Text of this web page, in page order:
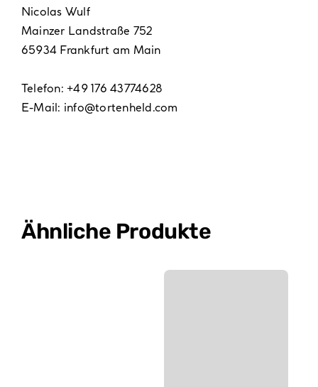
Nicolas Wulf
Mainzer Landstraße 752
65934 Frankfurt am Main
Telefon: +49 176 43774628
E-Mail: info@tortenheld.com
Ähnliche Produkte